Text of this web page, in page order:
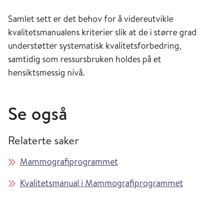
Samlet sett er det behov for å videreutvikle
kvalitetsmanualens kriterier slik at de i større grad
understøtter systematisk kvalitetsforbedring,
samtidig som ressursbruken holdes på et
hensiktsmessig nivå.
Se også
Relaterte saker
Mammografiprogrammet
Kvalitetsmanual i Mammografiprogrammet